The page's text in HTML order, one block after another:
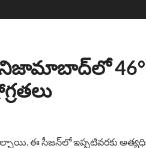
: నిజామాబాద్‌లో
ఈ సీజన్‌లో ఇప్పటివరకు